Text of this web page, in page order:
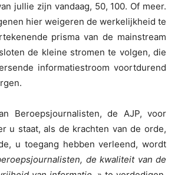
jullie zijn vandaag, 50, 100. Of meer.
hier weigeren de werkelijkheid te
prisma van de mainstream
de kleine stromen te volgen, die
informatiestroom voortdurend
Beroepsjournalisten, de AJP, voor
u staat, als de krachten van de orde,
u toegang hebben verleend, wordt
de kwaliteit van de